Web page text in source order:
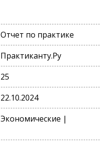
Отчет по практике
Практиканту.Ру
25
22.10.2024
Экономические |